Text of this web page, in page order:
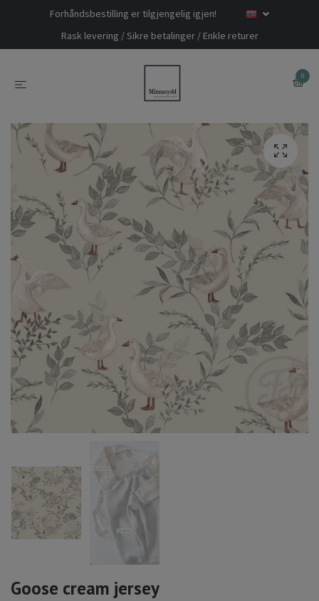
Forhåndsbestilling er tilgjengelig igjen!
Rask levering / Sikre betalinger / Enkle returer
0
Goose cream jersey